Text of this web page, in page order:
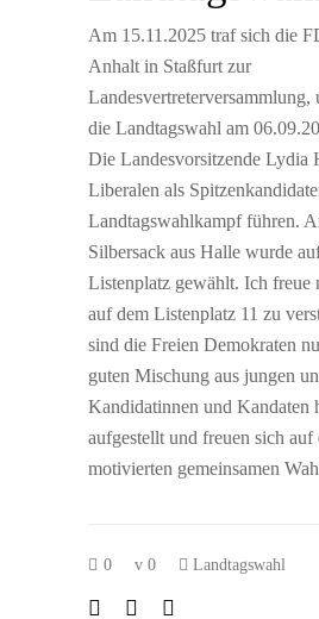
Am 15.11.2025 traf sich die
Anhalt in Staßfurt zur
die Landtagswahl am
Die Landesvorsitzende Lydia
Liberalen als
Landtagswahlkampf führen.
Silbersack aus Halle wurde
Listenplatz gewählt. Ich freue
auf dem Listenplatz 11 zu
sind die Freien Demokraten
guten Mischung aus jungen
Kandidatinnen und Kandaten
aufgestellt und freuen sich auf
motivierten gemeinsamen
0 0 Landtagswahl